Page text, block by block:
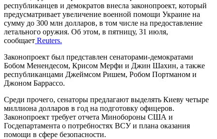
республиканцев и демократов внесла законопроект, который
предусматривает увеличение военной помощи Украине на
сумму до 300 млн долларов, в том числе на предоставление
летального оружия. Об этом, в пятницу, 31 июля,
сообщает Reuters.
Законопроект был представлен сенаторами-демократами
Бобом Менендесом, Крисом Мерфи и Джин Шахин, а также
республиканцами Джеймсом Ришем, Робом Портманом и
Джоном Баррассо.
Среди прочего, сенаторы предлагают выделять Киеву четыре
миллиона долларов в год на подготовку офицеров.
Законопроект требует отчета Минобороны США и
Госдепартамента о потребностях ВСУ и плана оказания
помощи в сфере безопасности.